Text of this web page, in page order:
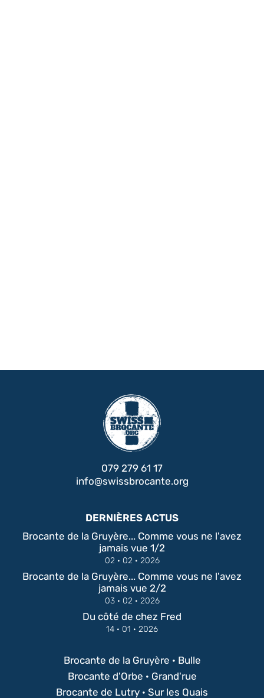
079 279 61 17
info@swissbrocante.org
DERNIÈRES ACTUS
Brocante de la Gruyère... Comme vous ne l'avez
jamais vue 1/2
Détails
02 · 02 · 2026
Brocante de la Gruyère... Comme vous ne l'avez
jamais vue 2/2
Détails
03 · 02 · 2026
Du côté de chez Fred
Détails
14 · 01 · 2026
Brocante de la Gruyère · Bulle
Brocante d'Orbe · Grand'rue
Brocante de Lutry · Sur les Quais